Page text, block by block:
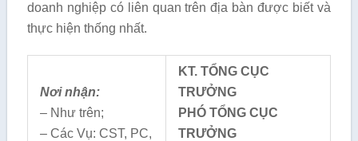
doanh nghiệp có liên quan trên địa bàn được biết và
thực hiện thống nhất.
Nơi nhận:
– Như trên;
– Các Vụ: CST, PC,
KT. TỔNG CỤC
TRƯỞNG
PHÓ TỔNG CỤC
TRƯỞNG